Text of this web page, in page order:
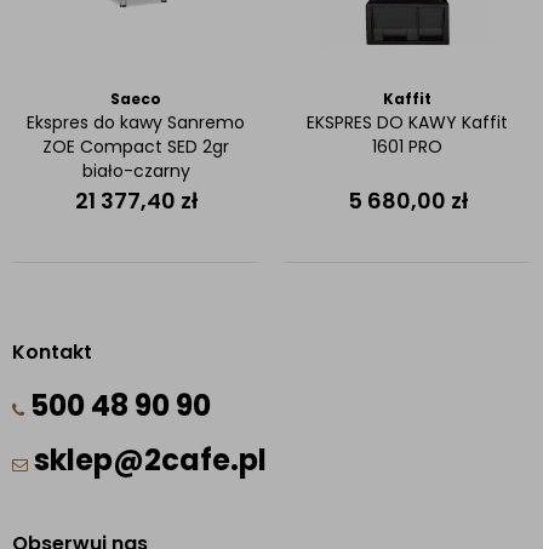
Saeco
Ekspres do kawy Sanremo
ZOE Compact SED 2gr
biało-czarny
21 377,40 zł
Kaffit
EKSPRES DO KAWY Kaffit
1601 PRO
5 680,00 zł
Kontakt
500 48 90 90
sklep@2cafe.pl